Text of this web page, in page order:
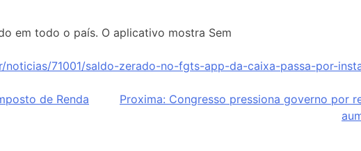
em todo o país. O aplicativo mostra Sem
noticias/71001/saldo-zerado-no-fgts-app-da-caixa-passa-por-
de Renda
Proxima: Congresso pressiona governo por